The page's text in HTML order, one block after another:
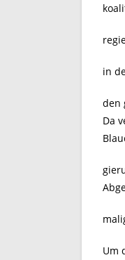
in
den
Da
Um